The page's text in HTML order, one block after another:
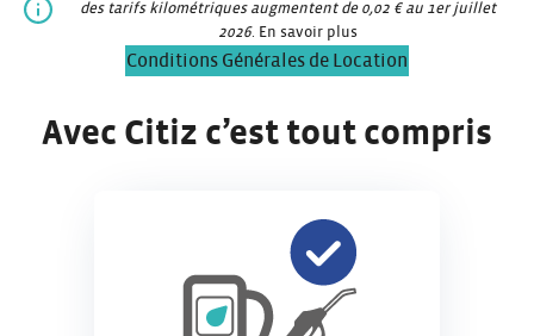
des tarifs kilométriques augmentent de 0,02 € au 1er juillet
2026. En savoir plus
Conditions Générales de Location
Avec Citiz c’est tout compris